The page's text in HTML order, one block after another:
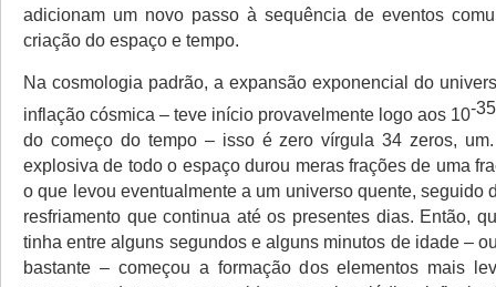
adicionam um novo passo à sequência de eventos
criação do espaço e tempo.
Na cosmologia padrão, a expansão exponencial do
inflação cósmica – teve início provavelmente logo aos 10-
do começo do tempo – isso é zero vírgula 34 zeros,
explosiva de todo o espaço durou meras frações de uma
o que levou eventualmente a um universo quente, seguido
resfriamento que continua até os presentes dias. Então,
tinha entre alguns segundos e alguns minutos de idade –
bastante – começou a formação dos elementos mais